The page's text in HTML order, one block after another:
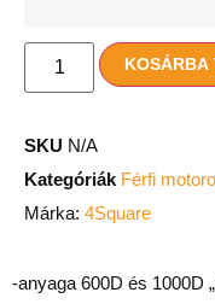
KOSÁRBA
SKU N/A
Kategóriák Férfi
Márka: 4Square
-anyaga 600D és 1000D